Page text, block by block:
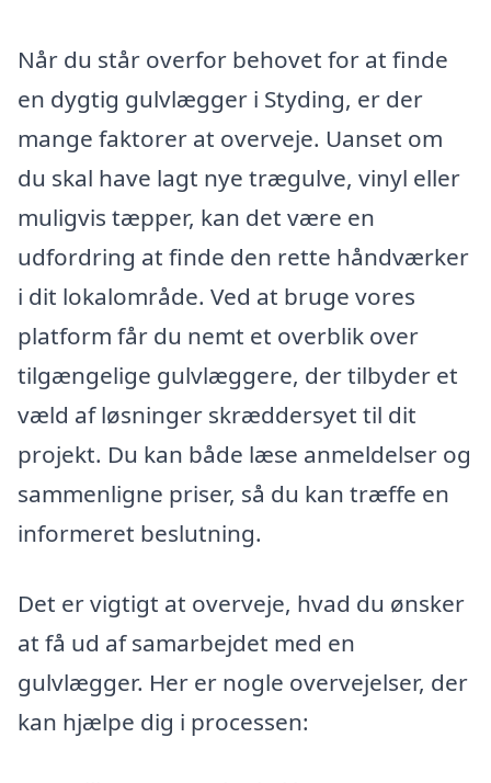
Når du står overfor behovet for at finde
en dygtig gulvlægger i Styding, er der
mange faktorer at overveje. Uanset om
du skal have lagt nye trægulve, vinyl eller
muligvis tæpper, kan det være en
udfordring at finde den rette håndværker
i dit lokalområde. Ved at bruge vores
platform får du nemt et overblik over
tilgængelige gulvlæggere, der tilbyder et
væld af løsninger skræddersyet til dit
projekt. Du kan både læse anmeldelser og
sammenligne priser, så du kan træffe en
informeret beslutning.
Det er vigtigt at overveje, hvad du ønsker
at få ud af samarbejdet med en
gulvlægger. Her er nogle overvejelser, der
kan hjælpe dig i processen: